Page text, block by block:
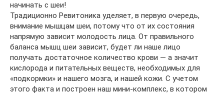
начинать с шеи!
Традиционно Ревитоника уделяет, в первую очередь,
внимание мышцам шеи, потому что от их состояния
напрямую зависит молодость лица. От правильного
баланса мышц шеи зависит, будет ли наше лицо
получать достаточное количество крови — а значит
кислорода и питательных веществ, необходимых для
«подкормки» и нашего мозга, и нашей кожи. С учетом
этого факта и построен наш мини-комплекс, в котором